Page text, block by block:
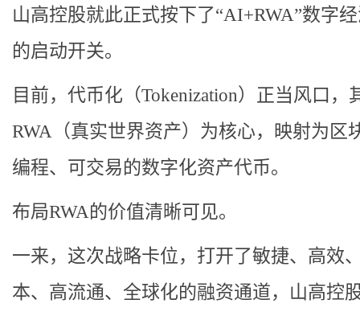
山高控股就此正式按下了“AI+RWA”数字
的启动开关。
目前，代币化（Tokenization）正当风口，
RWA（真实世界资产）为核心，映射为区
编程、可交易的数字化资产代币。
布局RWA的价值清晰可见。
一来，这次战略卡位，打开了敏捷、高效
本、高流通、全球化的融资通道，山高控